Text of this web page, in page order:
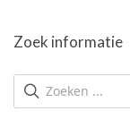
Zoek informatie